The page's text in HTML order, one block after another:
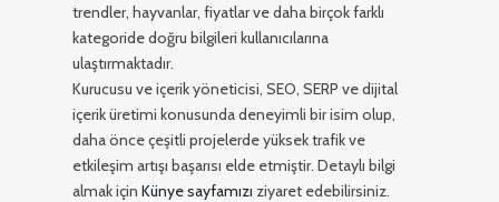
trendler, hayvanlar, fiyatlar ve daha birçok farklı
kategoride doğru bilgileri kullanıcılarına
ulaştırmaktadır.
Kurucusu ve içerik yöneticisi, SEO, SERP ve dijital
içerik üretimi konusunda deneyimli bir isim olup,
daha önce çeşitli projelerde yüksek trafik ve
etkileşim artışı başarısı elde etmiştir. Detaylı bilgi
almak içinKünye sayfamızı ziyaret edebilirsiniz.